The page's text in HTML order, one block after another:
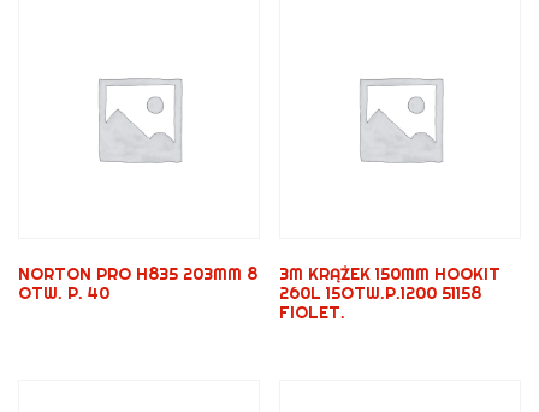
NORTON PRO H835 203MM 8
OTW. P. 40
3M KRĄŻEK 150MM HOOKIT
260L 15OTW.P.1200 51158
FIOLET.